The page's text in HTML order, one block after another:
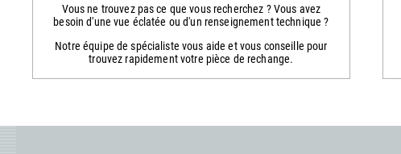
Vous ne trouvez pas ce que vous recherchez ? Vous avez
besoin d'une vue éclatée ou d'un renseignement technique ?
Notre équipe de spécialiste vous aide et vous conseille pour
trouvez rapidement votre pièce de rechange.